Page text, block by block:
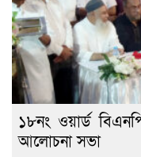
১৮নং ওয়ার্ড
আলোচনা সভা